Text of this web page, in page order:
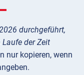
durchgeführt,
der Zeit
nur kopieren, wenn